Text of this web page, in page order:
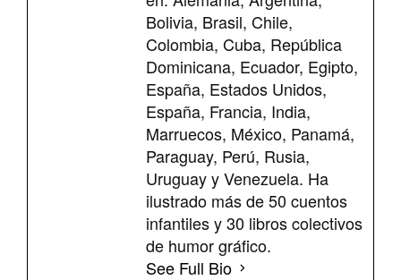
Bolivia, Brasil, Chile,
Colombia, Cuba, República
Dominicana, Ecuador, Egipto,
España, Estados Unidos,
España, Francia, India,
Marruecos, México, Panamá,
Paraguay, Perú, Rusia,
Uruguay y Venezuela. Ha
ilustrado más de 50 cuentos
infantiles y 30 libros colectivos
de humor gráfico.
See Full Bio